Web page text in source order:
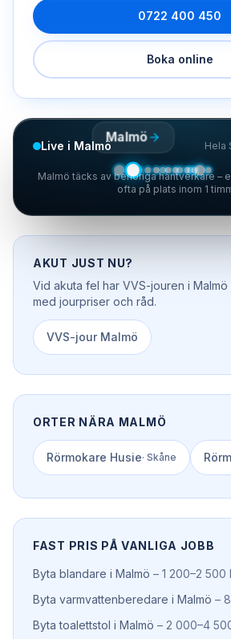
0722 400 450
Boka online
Live i Malmö Hela
Malmö
Malmö täcks av behöriga hantverkare –
ofta på plats inom 1
AKUT JUST NU?
Vid akuta fel har VVS-jouren i Malmö
med jourpriser och råd.
VVS-jour Malmö
ORTER NÄRA MALMÖ
Rörmokare Husie· Skåne
FAST PRIS PÅ VANLIGA JOBB
Byta blandare i Malmö – 1 200–2 500
Byta varmvattenberedare i Malmö –
Byta toalettstol i Malmö – 2 000–4